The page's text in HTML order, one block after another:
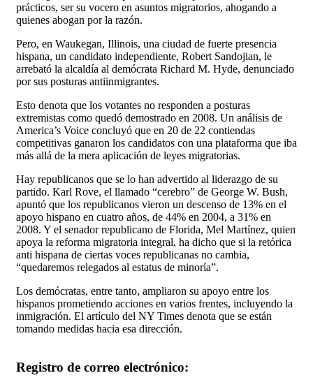
prácticos, ser su vocero en asuntos migratorios, ahogando a
quienes abogan por la razón.
Pero, en Waukegan, Illinois, una ciudad de fuerte presencia
hispana, un candidato independiente, Robert Sandojian, le
arrebató la alcaldía al demócrata Richard M. Hyde, denunciado
por sus posturas antiinmigrantes.
Esto denota que los votantes no responden a posturas
extremistas como quedó demostrado en 2008. Un análisis de
America’s Voice concluyó que en 20 de 22 contiendas
competitivas ganaron los candidatos con una plataforma que iba
más allá de la mera aplicación de leyes migratorias.
Hay republicanos que se lo han advertido al liderazgo de su
partido. Karl Rove, el llamado “cerebro” de George W. Bush,
apuntó que los republicanos vieron un descenso de 13% en el
apoyo hispano en cuatro años, de 44% en 2004, a 31% en
2008. Y el senador republicano de Florida, Mel Martínez, quien
apoya la reforma migratoria integral, ha dicho que si la retórica
anti hispana de ciertas voces republicanas no cambia,
“quedaremos relegados al estatus de minoría”.
Los demócratas, entre tanto, ampliaron su apoyo entre los
hispanos prometiendo acciones en varios frentes, incluyendo la
inmigración. El artículo del NY Times denota que se están
tomando medidas hacia esa dirección.
Registro de correo electrónico: